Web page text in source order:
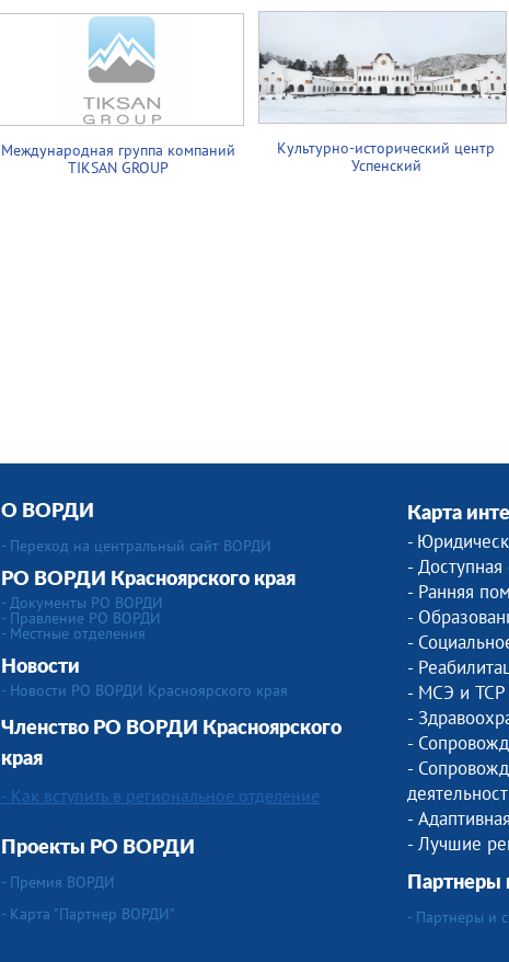
Международная группа компаний
TIKSAN GROUP
Культурно-исторический центр
Успенский
О ВОРДИ
- Переход на центральный сайт ВОРДИ
РО ВОРДИ Красноярского края
- Документы РО ВОРДИ
- Правление РО ВОРДИ
- Местные отделения
Новости
- Новости РО ВОРДИ Красноярского края
Членство РО ВОРДИ
Красноярского
края
- Как вступить в региональное отделение
Проекты РО ВОРДИ
- Премия ВОРДИ
- Карта "Партнер ВОРДИ"
Карта
-
- Доступная
- Ранняя
-
-
-
- МСЭ и ТСР
-
-
-
-
- Лучшие
Партнеры
- Партнеры и